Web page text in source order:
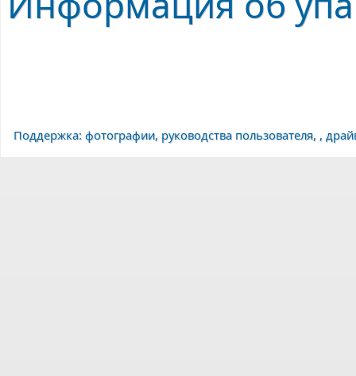
Поддержка: фотографии, руководства пользователя, ,